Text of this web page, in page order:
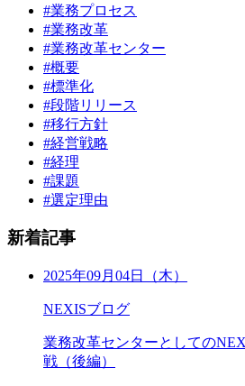
#業務プロセス
#業務改革
#業務改革センター
#概要
#標準化
#段階リリース
#移行方針
#経営戦略
#経理
#課題
#選定理由
新着記事
2025年09月04日（木）
NEXISブログ
業務改革センターとしての
戦（後編）